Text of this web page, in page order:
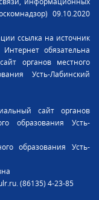
09.10.2020
ссылка на источник
обязательна
органов местного
Усть-Лабинский
сайт органов
образования Усть-
образования Усть-
(86135) 4-23-85